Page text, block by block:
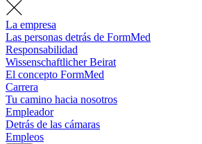
La empresa
Las personas detrás de FormMed
Responsabilidad
Wissenschaftlicher Beirat
El concepto FormMed
Carrera
Tu camino hacia nosotros
Empleador
Detrás de las cámaras
Empleos